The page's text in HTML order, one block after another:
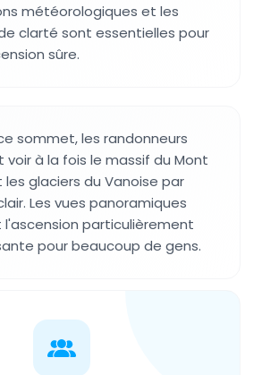
météorologiques et les
clarté sont essentielles pour
sûre.
sommet, les randonneurs
voir à la fois le massif du Mont
les glaciers du Vanoise par
Les vues panoramiques
l'ascension particulièrement
pour beaucoup de gens.